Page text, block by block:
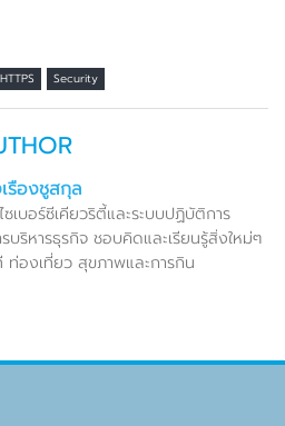
HTTPS Security
องชูสกุล
เบอร์ซีเคียวริตี้และระบบปฏิบัติการ
บริหารธุรกิจ ชอบคิดและเรียนรู้สิ่งใหม่ๆ
ท่องเที่ยว สุขภาพและการกิน